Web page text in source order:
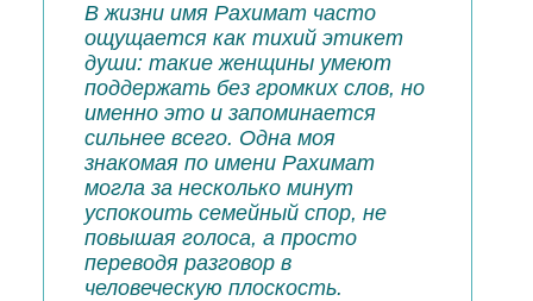
В жизни имя Рахимат часто
ощущается как тихий этикет
души: такие женщины умеют
поддержать без громких слов, но
именно это и запоминается
сильнее всего. Одна моя
знакомая по имени Рахимат
могла за несколько минут
успокоить семейный спор, не
повышая голоса, а просто
переводя разговор в
человеческую плоскость.